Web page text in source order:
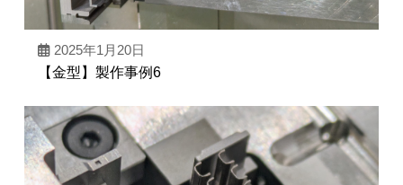
2025年1月20日
【金型】製作事例6